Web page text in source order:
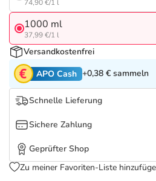
Tierapotheke
Vitamine & Mineralstoffe
Marken
Salus Deals
74,90 €/1 l
1000 ml
37,99 €/1 l
Versandkostenfrei
APO Cash +0,38 € sammeln
Schnelle Lieferung
Sichere Zahlung
Geprüfter Shop
Zu meiner Favoriten-Liste